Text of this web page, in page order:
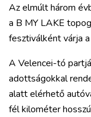
Az elmúlt három
a B MY LAKE
fesztiválként várja
A Velencei-tó
adottságokkal
alatt elérhető
fél kilométer